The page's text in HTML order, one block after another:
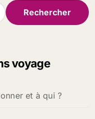
voyage
et à qui ?